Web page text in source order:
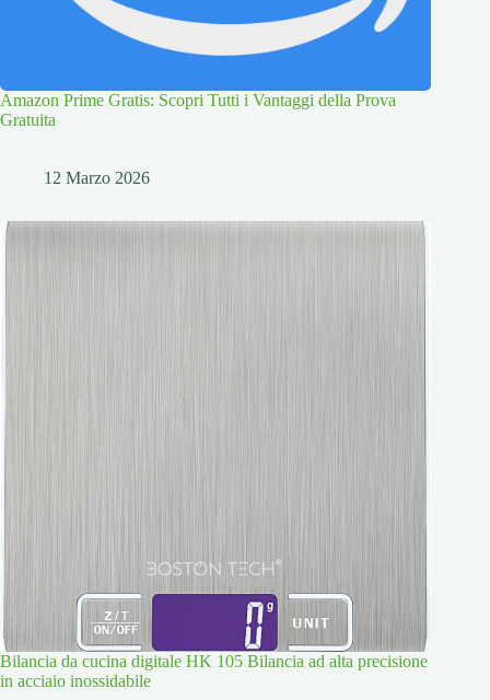
Amazon Prime Gratis: Scopri Tutti i Vantaggi della Prova
Gratuita
12 Marzo 2026
Bilancia da cucina digitale HK 105 Bilancia ad alta precisione
in acciaio inossidabile